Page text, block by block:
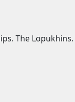
The Lopukhins.